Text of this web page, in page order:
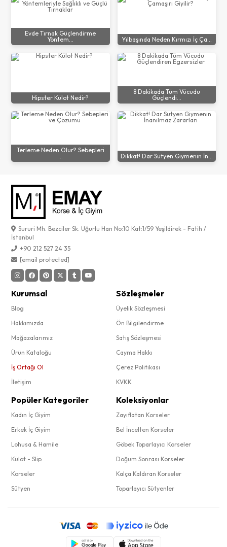
Evde Tırnak Güçlendirme
Yöntem...
Yılbaşında Neden Kırmızı İç Ça...
Hipster Külot Nedir?
8 Dakikada Tüm Vücudu
Güçlendi...
Terleme Neden Olur? Sebepleri
...
Dikkat! Dar Sütyen Giymenin İn...
Sururi Mh. Bezciler Sk. Uğurlu Han No:10 Kat:1/59 Yeşildirek - Fatih /
İstanbul
+90 212 527 24 35
[email protected]
Kurumsal
Blog
Hakkımızda
Mağazalarımız
Ürün Kataloğu
İş Ortağı Ol
İletişim
Sözleşmeler
Üyelik Sözleşmesi
Ön Bilgilendirme
Satış Sözleşmesi
Cayma Hakkı
Çerez Politikası
KVKK
Popüler Kategoriler
Kadın İç Giyim
Erkek İç Giyim
Lohusa & Hamile
Külot - Slip
Korseler
Sütyen
Koleksiyonlar
Zayıflatan Korseler
Bel İncelten Korseler
Göbek Toparlayıcı Korseler
Doğum Sonrası Korseler
Kalça Kaldıran Korseler
Toparlayıcı Sütyenler